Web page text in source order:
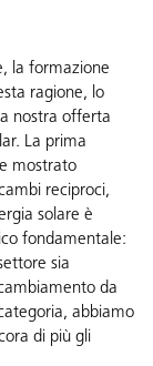
la formazione
ragione, lo
nostra offerta
La prima
mostrato
reciproci,
solare è
fondamentale:
sia
da
abbiamo
di più gli